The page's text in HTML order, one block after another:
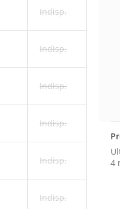
Indisp.
Indisp.
Indisp.
Indisp.
Indisp.
Indisp.
4